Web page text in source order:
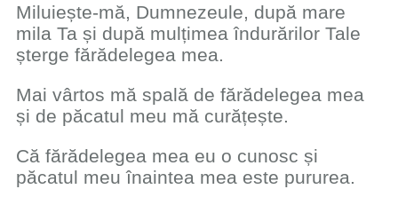
Miluiește-mă, Dumnezeule, după mare
mila Ta și după mulțimea îndurărilor Tale
șterge fărădelegea mea.
Mai vârtos mă spală de fărădelegea mea
și de păcatul meu mă curățește.
Că fărădelegea mea eu o cunosc și
păcatul meu înaintea mea este pururea.